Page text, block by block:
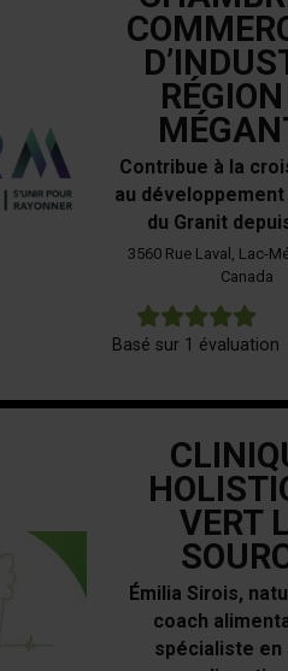
Contribue à la
au développement
du Granit
3560 Rue Laval, Lac-
Canada
5
Basé sur 1 évaluation
VERT
Émilia Sirois,
coach
spécialiste en